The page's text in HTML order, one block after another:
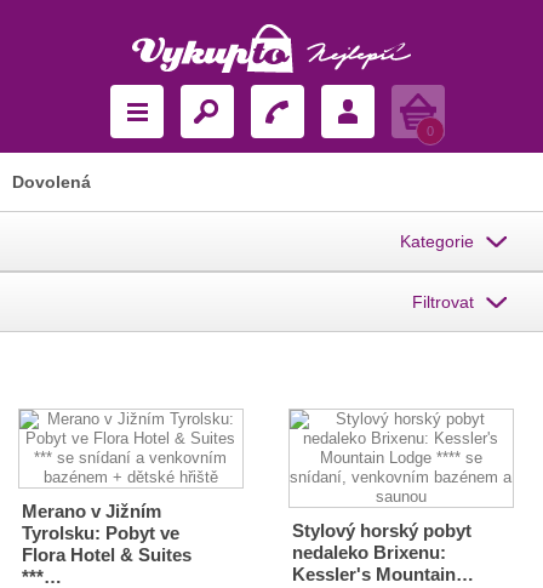
Košík
0
Dovolená
Kategorie
Filtrovat
Merano v Jižním
Tyrolsku: Pobyt ve
Flora Hotel & Suites
***…
Stylový horský pobyt
nedaleko Brixenu:
Kessler's Mountain…